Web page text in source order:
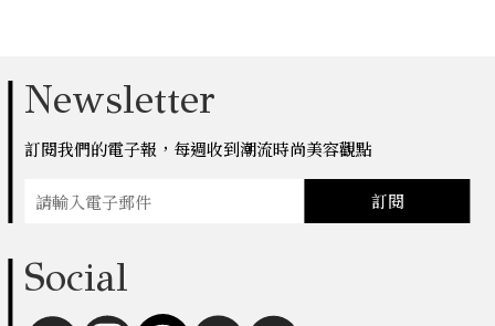
Newsletter
訂閱我們的電子報，每週收到潮流時尚美容觀點
訂閱
Social